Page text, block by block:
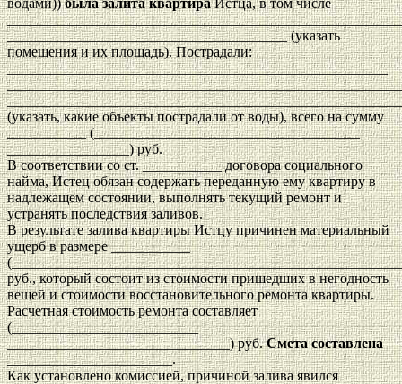
_______________________________________ (указать
помещения и их площадь). Пострадали:
_____________________________________________________
(указать, какие объекты пострадали от воды), всего на сумму
___________ (_____________________________________
_________________) руб.
В соответствии со ст. ___________ договора социального
найма, Истец обязан содержать переданную ему квартиру в
надлежащем состоянии, выполнять текущий ремонт и
устранять последствия заливов.
В результате залива квартиры Истцу причинен материальный
ущерб в размере ___________
руб., который состоит из стоимости пришедших в негодность
вещей и стоимости восстановительного ремонта квартиры.
Расчетная стоимость ремонта составляет ___________
(__________________________
_______________________________) руб.Смета составлена
_______________________.
Как установлено комиссией, причиной залива явился